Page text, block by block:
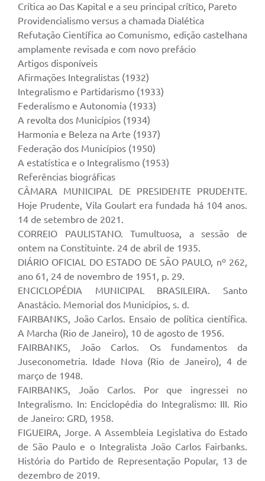
Crítica ao Das Kapital e a seu principal crítico, Pareto
Providencialismo versus a chamada Dialética
Refutação Científica ao Comunismo, edição castelhana
amplamente revisada e com novo prefácio
Artigos disponíveis
Afirmações Integralistas (1932)
Integralismo e Partidarismo (1933)
Federalismo e Autonomia (1933)
A revolta dos Municípios (1934)
Harmonia e Beleza na Arte (1937)
Federação dos Municípios (1950)
A estatística e o Integralismo (1953)
Referências biográficas
CÂMARA MUNICIPAL DE PRESIDENTE PRUDENTE.
Hoje Prudente, Vila Goulart era fundada há 104 anos.
14 de setembro de 2021.
CORREIO PAULISTANO. Tumultuosa, a sessão de
ontem na Constituinte. 24 de abril de 1935.
DIÁRIO OFICIAL DO ESTADO DE SÃO PAULO, nº 262,
ano 61, 24 de novembro de 1951, p. 29.
ENCICLOPÉDIA MUNICIPAL BRASILEIRA. Santo
Anastácio. Memorial dos Municípios, s. d.
FAIRBANKS, João Carlos. Ensaio de política científica.
A Marcha (Rio de Janeiro), 10 de agosto de 1956.
FAIRBANKS, João Carlos. Os fundamentos da
Juseconometria. Idade Nova (Rio de Janeiro), 4 de
março de 1948.
FAIRBANKS, João Carlos. Por que ingressei no
Integralismo. In: Enciclopédia do Integralismo: III. Rio
de Janeiro: GRD, 1958.
FIGUEIRA, Jorge. A Assembleia Legislativa do Estado
de São Paulo e o Integralista João Carlos Fairbanks.
História do Partido de Representação Popular, 13 de
dezembro de 2019.